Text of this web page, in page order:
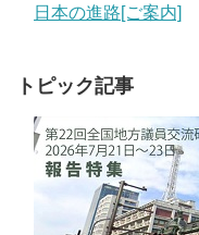
日本の進路[ご案内]
トピック記事